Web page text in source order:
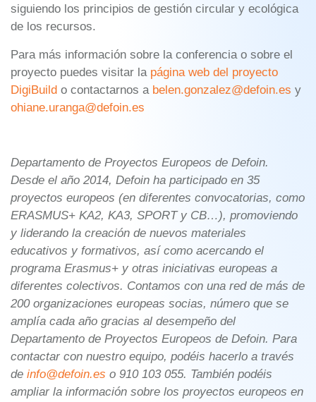
siguiendo los principios de gestión circular y ecológica
de los recursos.
Para más información sobre la conferencia o sobre el
proyecto puedes visitar la página web del proyecto
DigiBuild o contactarnos a belen.gonzalez@defoin.es y
ohiane.uranga@defoin.es
Departamento de Proyectos Europeos de Defoin.
Desde el año 2014, Defoin ha participado en 35
proyectos europeos (en diferentes convocatorias, como
ERASMUS+ KA2, KA3, SPORT y CB…), promoviendo
y liderando la creación de nuevos materiales
educativos y formativos, así como acercando el
programa Erasmus+ y otras iniciativas europeas a
diferentes colectivos. Contamos con una red de más de
200 organizaciones europeas socias, número que se
amplía cada año gracias al desempeño del
Departamento de Proyectos Europeos de Defoin. Para
contactar con nuestro equipo, podéis hacerlo a través
de info@defoin.es o 910 103 055. También podéis
ampliar la información sobre los proyectos europeos en